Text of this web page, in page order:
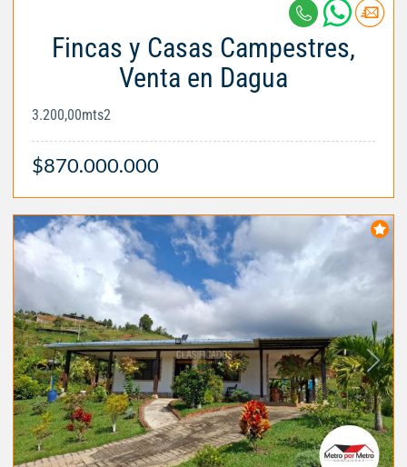
Fincas y Casas Campestres,
Venta en Dagua
3.200,00mts2
$870.000.000